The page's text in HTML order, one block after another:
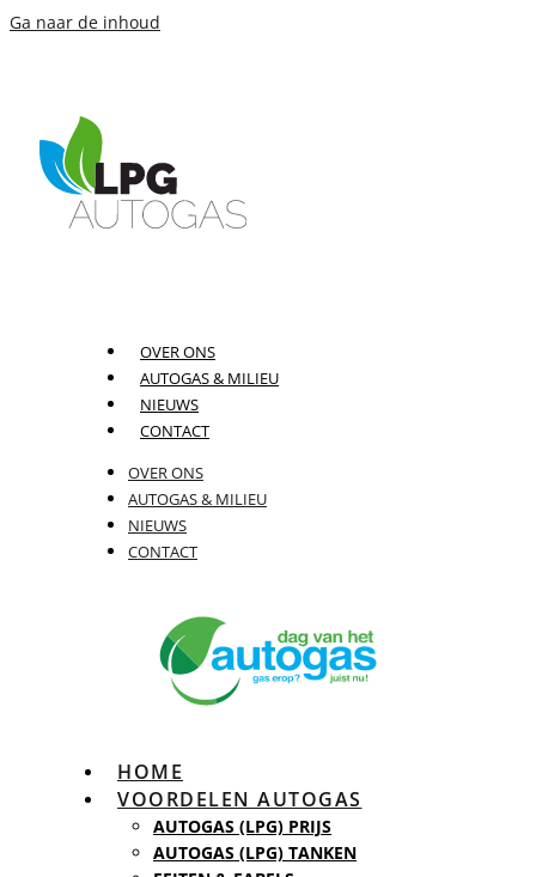
Ga naar de inhoud
OVER ONS
AUTOGAS & MILIEU
NIEUWS
CONTACT
OVER ONS
AUTOGAS & MILIEU
NIEUWS
CONTACT
HOME
VOORDELEN AUTOGAS
AUTOGAS (LPG) PRIJS
AUTOGAS (LPG) TANKEN